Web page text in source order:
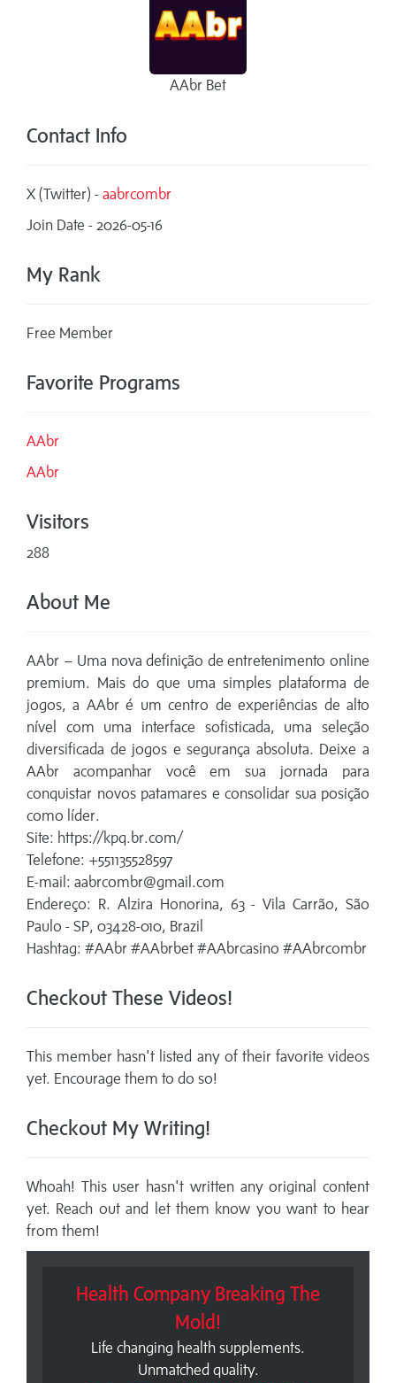
AAbr Bet
Contact Info
X (Twitter) - aabrcombr
Join Date - 2026-05-16
My Rank
Free Member
Favorite Programs
AAbr
AAbr
Visitors
288
About Me
AAbr – Uma nova definição de entretenimento online
premium. Mais do que uma simples plataforma de
jogos, a AAbr é um centro de experiências de alto
nível com uma interface sofisticada, uma seleção
diversificada de jogos e segurança absoluta. Deixe a
AAbr acompanhar você em sua jornada para
conquistar novos patamares e consolidar sua posição
como líder.
Site: https://kpq.br.com/
Telefone: +551135528597
E-mail: aabrcombr@gmail.com
Endereço: R. Alzira Honorina, 63 - Vila Carrão, São
Paulo - SP, 03428-010, Brazil
Hashtag: #AAbr #AAbrbet #AAbrcasino #AAbrcombr
Checkout These Videos!
This member hasn't listed any of their favorite videos
yet. Encourage them to do so!
Checkout My Writing!
Whoah! This user hasn't written any original content
yet. Reach out and let them know you want to hear
from them!
Health Company Breaking The
Mold!
Life changing health supplements.
Unmatched quality.